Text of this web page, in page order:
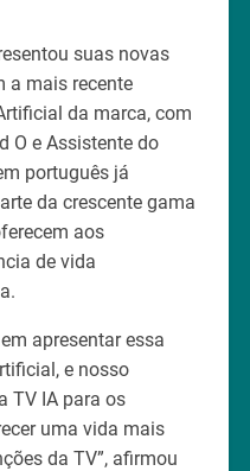
suas novas
a mais recente
da marca, com
O e Assistente do
português já
da crescente gama
aos
de vida
apresentar essa
e nosso
TV IA para os
uma vida mais
da TV”, afirmou